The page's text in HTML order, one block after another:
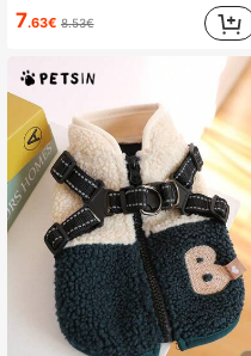
7.63€ 8.53€